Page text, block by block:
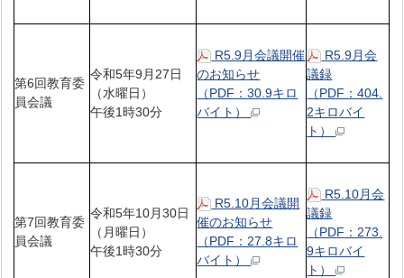
第6回教育委
員会議
令和5年9月27日
（水曜日）
午後1時30分
R5.9月会議開催
のお知らせ
（PDF：30.9キロ
バイト）
R5.9月会
議録
（PDF：404.
2キロバイ
ト）
第7回教育委
員会議
令和5年10月30日
（月曜日）
午後1時30分
R5.10月会議開
催のお知らせ
（PDF：27.8キロ
バイト）
R5.10月会
議録
（PDF：273.
9キロバイ
ト）